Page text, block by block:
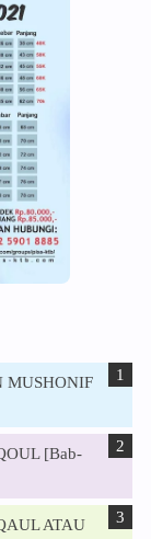
MUSHONIF
[Bab-
ATAU